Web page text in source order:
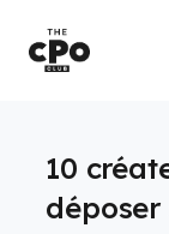
10
déposer